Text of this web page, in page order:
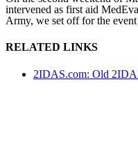
intervened as first aid
Army, we set off for the
RELATED LINKS
2IDAS.com: Old